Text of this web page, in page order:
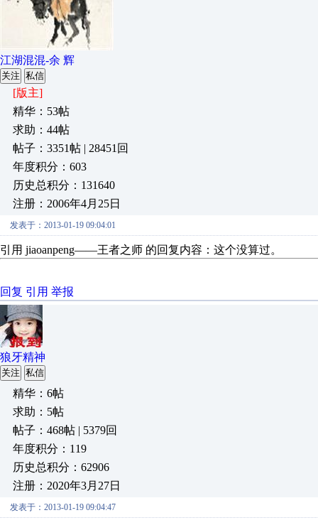
江湖混混-余 辉
关注 私信
[版主]
精华：53帖
求助：44帖
帖子：3351帖 | 28451回
年度积分：603
历史总积分：131640
注册：2006年4月25日
发表于：2013-01-19 09:04:01
引用 jiaoanpeng——王者之师 的回复内容：这个没算
回复 引用 举报
狼牙精神
关注 私信
精华：6帖
求助：5帖
帖子：468帖 | 5379回
年度积分：119
历史总积分：62906
注册：2020年3月27日
发表于：2013-01-19 09:04:47